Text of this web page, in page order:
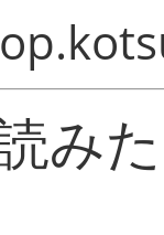
み